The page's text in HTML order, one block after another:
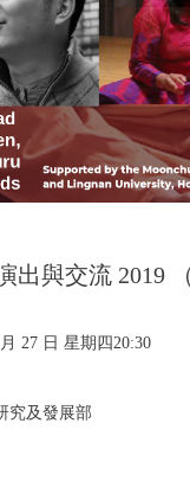
出與交流 2019
27 日 星期四20:30
究及發展部